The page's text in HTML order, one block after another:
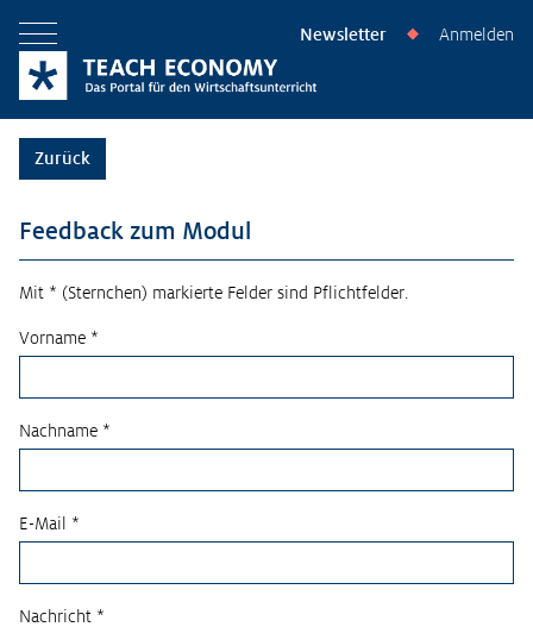
Menü öffnen Newsletter ◆ Anmelden
Zurück
Feedback zum Modul
Mit * (Sternchen) markierte Felder sind Pflichtfelder.
Vorname *
Nachname *
E-Mail *
Nachricht *